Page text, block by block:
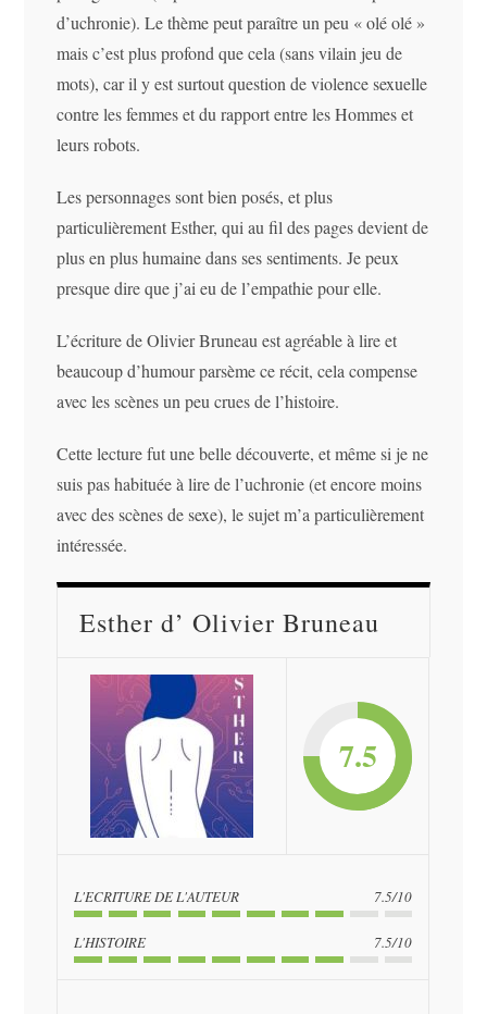
d’uchronie). Le thème peut paraître un peu « olé olé »
mais c’est plus profond que cela (sans vilain jeu de
mots), car il y est surtout question de violence sexuelle
contre les femmes et du rapport entre les Hommes et
leurs robots.
Les personnages sont bien posés, et plus
particulièrement Esther, qui au fil des pages devient de
plus en plus humaine dans ses sentiments. Je peux
presque dire que j’ai eu de l’empathie pour elle.
L’écriture de Olivier Bruneau est agréable à lire et
beaucoup d’humour parsème ce récit, cela compense
avec les scènes un peu crues de l’histoire.
Cette lecture fut une belle découverte, et même si je ne
suis pas habituée à lire de l’uchronie (et encore moins
avec des scènes de sexe), le sujet m’a particulièrement
intéressée.
Esther d’ Olivier Bruneau
7.5
L'ECRITURE DE L'AUTEUR 7.5/10
L'HISTOIRE 7.5/10